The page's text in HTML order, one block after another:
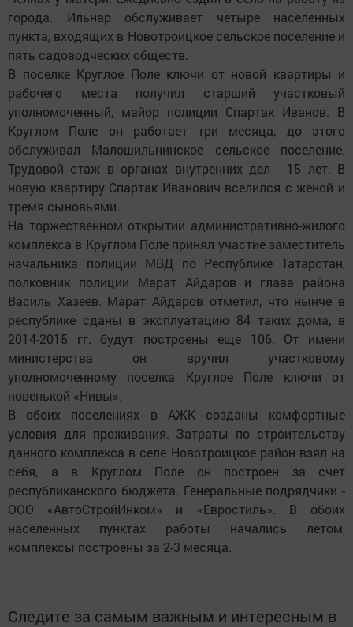
города. Ильнар обслуживает четыре населенных
пункта, входящих в Новотроицкое сельское поселение и
пять садоводческих обществ.
В поселке Круглое Поле ключи от новой квартиры и
рабочего места получил старший участковый
уполномоченный, майор полиции Спартак Иванов. В
Круглом Поле он работает три месяца, до этого
обслуживал Малошильнинское сельское поселение.
Трудовой стаж в органах внутренних дел - 15 лет. В
новую квартиру Спартак Иванович вселился с женой и
тремя сыновьями.
На торжественном открытии административно-жилого
комплекса в Круглом Поле принял участие заместитель
начальника полиции МВД по Республике Татарстан,
полковник полиции Марат Айдаров и глава района
Василь Хазеев. Марат Айдаров отметил, что нынче в
республике сданы в эксплуатацию 84 таких дома, в
2014-2015 гг. будут построены еще 106. От имени
министерства он вручил участковому
уполномоченному поселка Круглое Поле ключи от
новенькой «Нивы».
В обоих поселениях в АЖК созданы комфортные
условия для проживания. Затраты по строительству
данного комплекса в селе Новотроицкое район взял на
себя, а в Круглом Поле он построен за счет
республиканского бюджета. Генеральные подрядчики -
ООО «АвтоСтройИнком» и «Евростиль». В обоих
населенных пунктах работы начались летом,
комплексы построены за 2-3 месяца.
Следите за самым важным и интересным в